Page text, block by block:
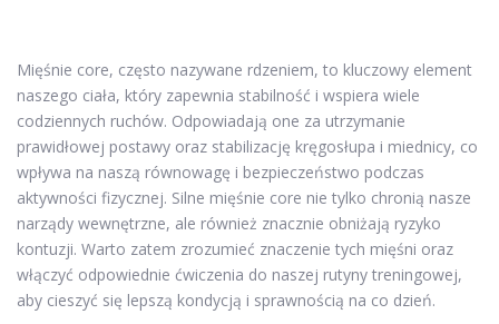
Mięśnie core, często nazywane rdzeniem, to kluczowy element
naszego ciała, który zapewnia stabilność i wspiera wiele
codziennych ruchów. Odpowiadają one za utrzymanie
prawidłowej postawy oraz stabilizację kręgosłupa i miednicy, co
wpływa na naszą równowagę i bezpieczeństwo podczas
aktywności fizycznej. Silne mięśnie core nie tylko chronią nasze
narządy wewnętrzne, ale również znacznie obniżają ryzyko
kontuzji. Warto zatem zrozumieć znaczenie tych mięśni oraz
włączyć odpowiednie ćwiczenia do naszej rutyny treningowej,
aby cieszyć się lepszą kondycją i sprawnością na co dzień.